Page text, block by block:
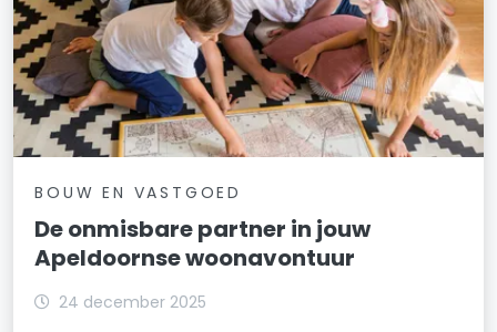
BOUW EN VASTGOED
De onmisbare partner in jouw
Apeldoornse woonavontuur
24 december 2025